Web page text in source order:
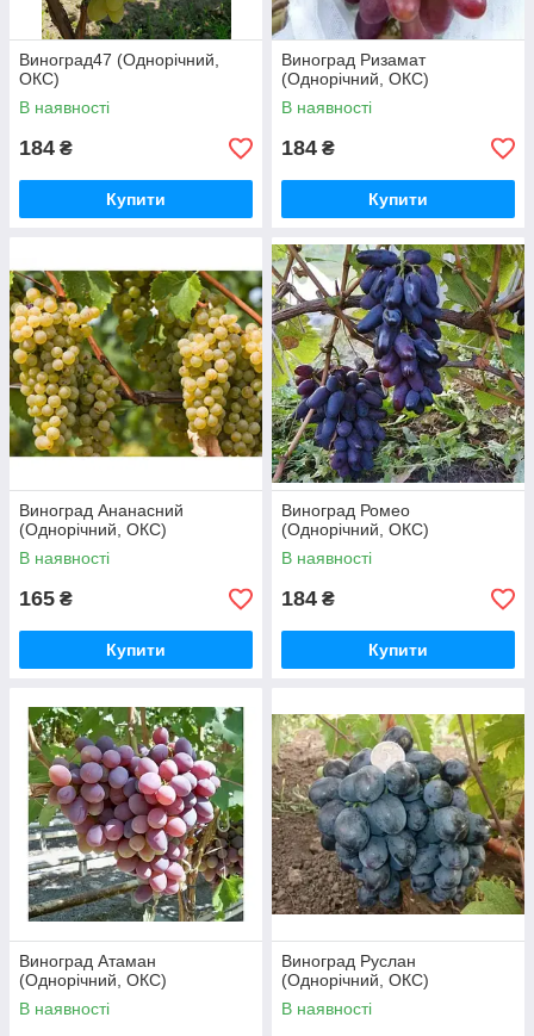
Виноград47 (Однорічний,
ОКС)
В наявності
184 ₴
Купити
Виноград Ризамат
(Однорічний, ОКС)
В наявності
184 ₴
Купити
Виноград Ананасний
(Однорічний, ОКС)
В наявності
165 ₴
Купити
Виноград Ромео
(Однорічний, ОКС)
В наявності
184 ₴
Купити
Виноград Атаман
(Однорічний, ОКС)
В наявності
Виноград Руслан
(Однорічний, ОКС)
В наявності